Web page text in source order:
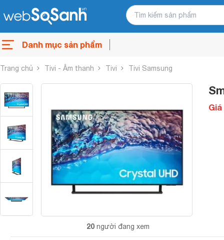
Danh mục sản phẩm
Trang chủ Tivi - Âm thanh Tivi Tivi Samsung
20 người đang xem
Giá